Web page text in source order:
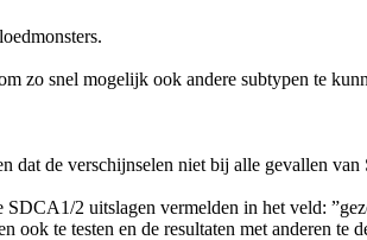
zo snel mogelijk ook andere subtypen te
dat de verschijnselen niet bij alle gevallen
2 uitslagen vermelden in het veld:
te testen en de resultaten met anderen te